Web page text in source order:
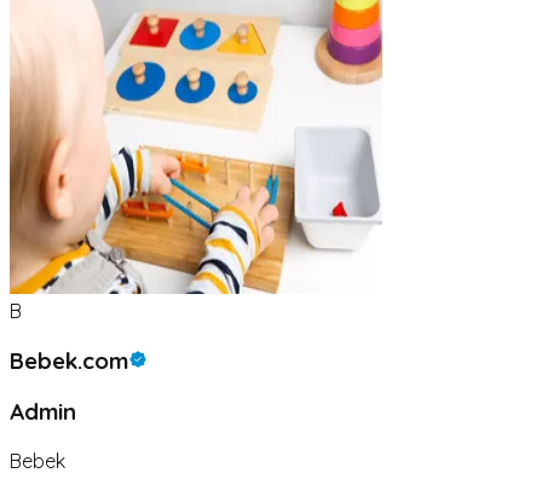
B
Bebek.com
Admin
Bebek